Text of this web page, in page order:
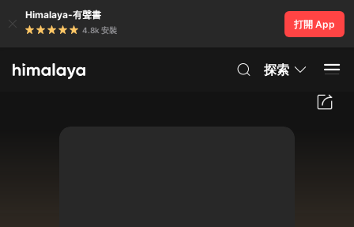
Himalaya-有聲書
4.8k 安裝
打開 App
探索